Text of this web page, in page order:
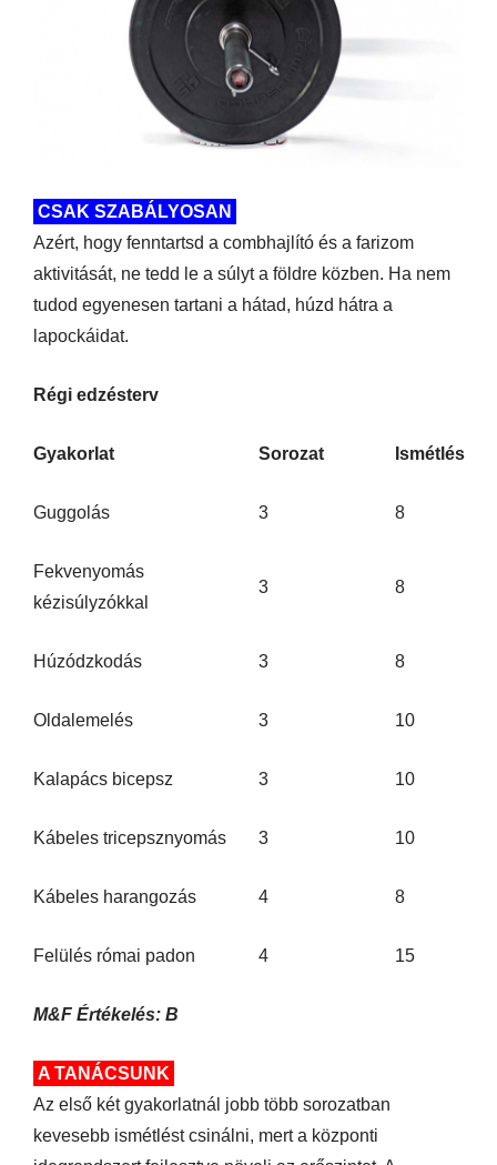
CSAK SZABÁLYOSAN
Azért, hogy fenntartsd a combhajlító és a farizom
aktivitását, ne tedd le a súlyt a földre közben. Ha nem
tudod egyenesen tartani a hátad, húzd hátra a
lapockáidat.
Régi edzésterv
Gyakorlat Sorozat Ismétlés
Guggolás 3 8
Fekvenyomás
kézisúlyzókkal
3 8
Húzódzkodás 3 8
Oldalemelés 3 10
Kalapács bicepsz 3 10
Kábeles tricepsznyomás 3 10
Kábeles harangozás 4 8
Felülés római padon 4 15
M&F Értékelés: B
A TANÁCSUNK
Az első két gyakorlatnál jobb több sorozatban
kevesebb ismétlést csinálni, mert a központi